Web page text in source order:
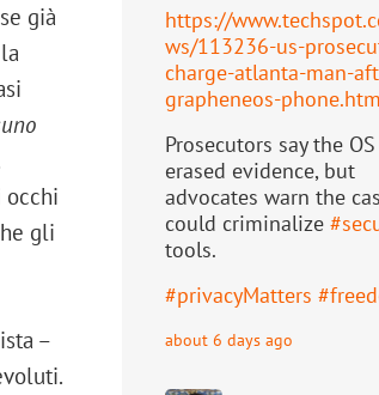
già
gli
–
https://www.
ws/113236-us-pr
charge-atlanta-man-
grapheneos-
Prosecutors say the OS
erased evidence, but
advocates warn the
could criminalize #
tools.
#privacyMatters #
about 6 days ago